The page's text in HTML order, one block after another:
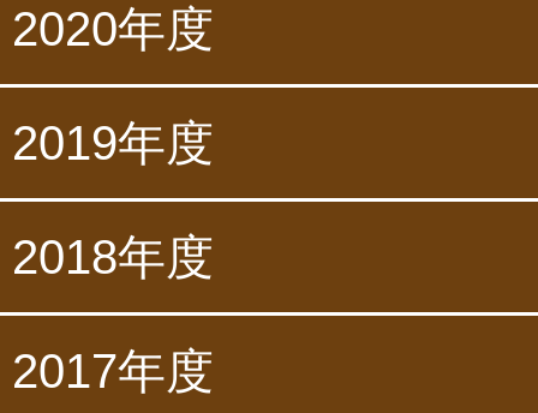
2020年度
2019年度
2018年度
2017年度